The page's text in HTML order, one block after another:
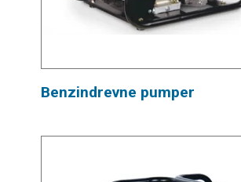
Benzindrevne pumper